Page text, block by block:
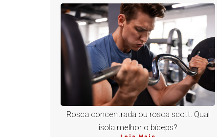
Rosca concentrada ou rosca scott: Qual
isola melhor o bíceps?